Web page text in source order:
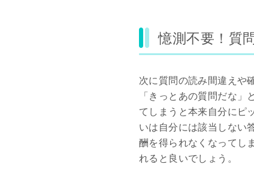
憶測不要！質
次に質問の読み間違えや
「きっとあの質問だな
てしまうと本来自分にピ
いは自分には該当しない
酬を得られなくなってし
れると良いでしょう。